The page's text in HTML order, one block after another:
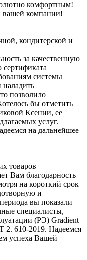
комфортным!
вашей компании!
кондитерской и
за качественную
системы
наладить
позволило
бы отметить
Ксении, ее
услуг.
на дальнейшее
товаров
Вам благодарность
на короткий срок
и
вы показали
специалисты,
(РЭ) Gradient
2. 610-2019. Надеемся
успеха Вашей